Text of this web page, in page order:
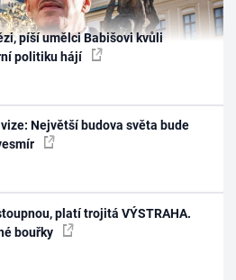
píší umělci Babišovi kvůli
politiku hájí
Největší budova světa bude
platí trojitá VÝSTRAHA.
bouřky